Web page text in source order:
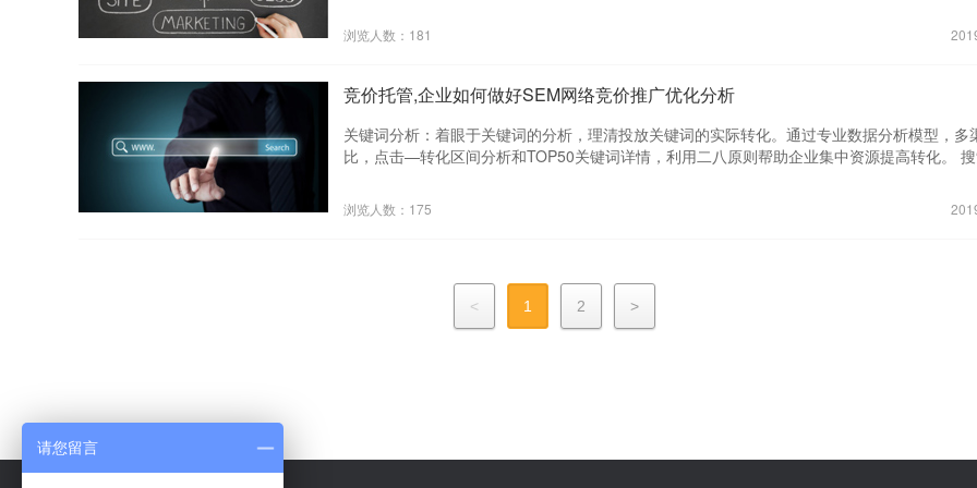
分析：通过用户的行为数据，企业可以拼接多个用户画像，用于标识不同行业，渠道，地域和
群，从而针对不同的用户群体进行不同的孵化管理，提高了效率，降低了成本。 时段分析：
段制定特定的推广策略，减少不必要的支出。 地域分析：基于多个渠道多个地域的分析，对比
分析：基于关键的人群特点，以及整合的其他相关数据，分析核心人群年龄，兴趣，教育等多
投入产出比及转化数据情况，从而有针对的进行人群精准定位。
和TOP50搜索词详情，帮助企业更快更优的更新关键词词库，从而提高转化。 创意分析：对企
放账户的创意转化数据进行分析，通过专业数据分析模型，多渠道对比和创意转化详情，帮助
帮助企业跳出只关注SEM本身转化的怪圈，打通营销和销售两条数据路径，帮助企业真正理清
落地页带来的所有数据，打通展现、点击、咨询、资源、线索和商机整个路径，从而更深刻的
个落地页的调整方向。 咨询分析：通过一个连接点进行多个渠道的IM咨询数据整合，帮助企
分析：通过用户的行为数据，企业可以拼接多个用户画像，用于标识不同行业，渠道，地域和
群，从而针对不同的用户群体进行不同的孵化管理，提高了效率，降低了成本。 时段分析：
域的人群特点和品牌优势，从而根据地域、渠道特征和预算等因素，制定各个地域的推广策略
分析：基于关键的人群特点，以及整合的其他相关数据，分析核心人群年龄，兴趣，教育等多
投入产出比及转化数据情况，从而有针对的进行人群精准定位。
浏览人数：181
竞价托管,企业如何做好SEM网络竞价推广优化分析
关键词分析：着眼于关键词的分析，理清投放关键词的实际转化。通过专业数据分析模型，多
比，点击—转化区间分析和TOP50关键词详情，利用二八原则帮助企业集中资源提高转化。
和TOP50搜索词详情，帮助企业更快更优的更新关键词词库，从而提高转化。 创意分析：对企
放账户的创意转化数据进行分析，通过专业数据分析模型，多渠道对比和创意转化详情，帮助
真正转化的线索。 落地页分析：对落地页的直接转化和间接转化数据进行分析，帮助企业了解
落地页带来的所有数据，打通展现、点击、咨询、资源、线索和商机整个路径，从而更深刻的
个落地页的调整方向。 咨询分析：通过一个连接点进行多个渠道的IM咨询数据整合，帮助企业
域的人群特点和品牌优势，从而根据地域、渠道特征和预算等因素，制定各个地域的推广策略
浏览人数：175
< 1 2 >
请您留言